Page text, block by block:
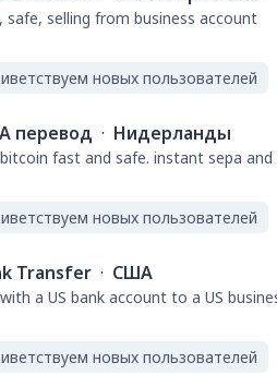
safe, selling from business account
новых пользователей
перевод · Нидерланды
fast and safe. instant sepa and
новых пользователей
Transfer · США
a US bank account to a US
новых пользователей